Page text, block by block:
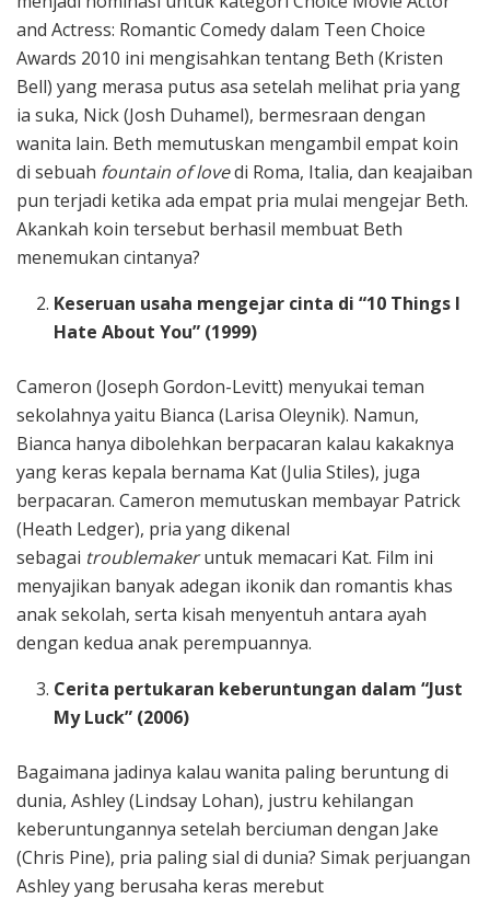
and Actress: Romantic Comedy dalam Teen Choice
Awards 2010 ini mengisahkan tentang Beth (Kristen
Bell) yang merasa putus asa setelah melihat pria yang
ia suka, Nick (Josh Duhamel), bermesraan dengan
wanita lain. Beth memutuskan mengambil empat koin
di sebuah fountain of lovedi Roma, Italia, dan keajaiban
pun terjadi ketika ada empat pria mulai mengejar Beth.
Akankah koin tersebut berhasil membuat Beth
menemukan cintanya?
Keseruan usaha mengejar cinta di “10 Things I
Hate About You” (1999)
Cameron (Joseph Gordon-Levitt) menyukai teman
sekolahnya yaitu Bianca (Larisa Oleynik). Namun,
Bianca hanya dibolehkan berpacaran kalau kakaknya
yang keras kepala bernama Kat (Julia Stiles), juga
berpacaran. Cameron memutuskan membayar Patrick
(Heath Ledger), pria yang dikenal
sebagai troublemakeruntuk memacari Kat. Film ini
menyajikan banyak adegan ikonik dan romantis khas
anak sekolah, serta kisah menyentuh antara ayah
dengan kedua anak perempuannya.
Cerita pertukaran keberuntungan dalam “Just
My Luck” (2006)
Bagaimana jadinya kalau wanita paling beruntung di
dunia, Ashley (Lindsay Lohan), justru kehilangan
keberuntungannya setelah berciuman dengan Jake
(Chris Pine), pria paling sial di dunia? Simak perjuangan
Ashley yang berusaha keras merebut